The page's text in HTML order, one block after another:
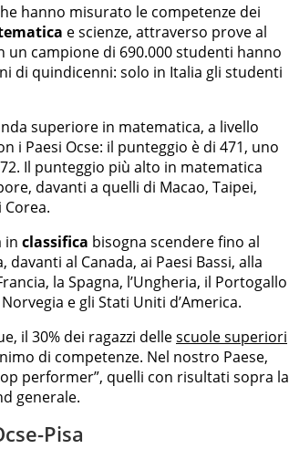
hanno misurato le competenze dei
e scienze, attraverso prove al
campione di 690.000 studenti hanno
di quindicenni: solo in Italia gli studenti
superiore in matematica, a livello
i Paesi Ocse: il punteggio è di 471, uno
Il punteggio più alto in matematica
davanti a quelli di Macao, Taipei,
in classifica bisogna scendere fino al
al Canada, ai Paesi Bassi, alla
la Spagna, l’Ungheria, il Portogallo
e gli Stati Uniti d’America.
il 30% dei ragazzi dellescuole superiori
di competenze. Nel nostro Paese,
performer”, quelli con risultati sopra la
generale.
Pisa